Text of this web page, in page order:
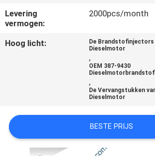
OFFERTE
SITEMAP
PRIVACYBELEID
Levering
vermogen:
2000pcs/month
Hoog licht:
De
Dieselmotor
,
OEM 387-9430
,
De Vervangstukken
Dieselmotor
BESTE PRIJS